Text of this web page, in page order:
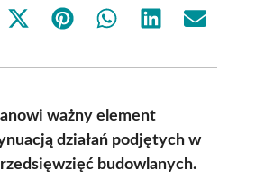
Share
(Twitter)
Share Share Share Share
ważny element
działań podjętych w
budowlanych.